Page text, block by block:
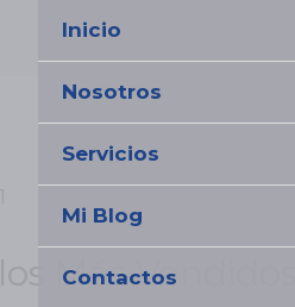
Inicio
Nosotros
Servicios
Mi Blog
Contactos
Más